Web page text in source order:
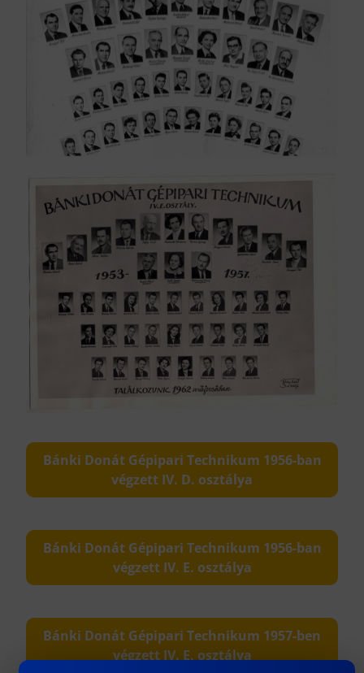
Bánki Donát Gépipari Technikum 1956-ban
végzett IV. D. osztálya
Bánki Donát Gépipari Technikum 1956-ban
végzett IV. E. osztálya
Bánki Donát Gépipari Technikum 1957-ben
végzett IV. E. osztálya